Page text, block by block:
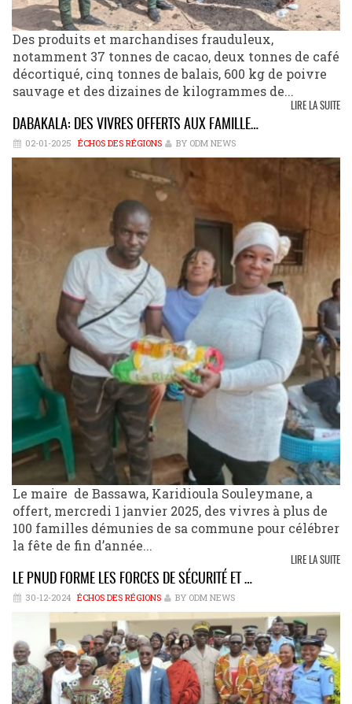
Des produits et marchandises frauduleux,
notamment 37 tonnes de cacao, deux tonnes de café
décortiqué, cinq tonnes de balais, 600 kg de poivre
sauvage et des dizaines de kilogrammes de...
LIRE LA SUITE
DABAKALA: DES VIVRES OFFERTS AUX FAMILLE…
02-01-2025 ÉCHOS DES RÉGIONS BY ODM NEWS
Le maire de Bassawa, Karidioula Souleymane, a
offert, mercredi 1 janvier 2025, des vivres à plus de
100 familles démunies de sa commune pour célébrer
la fête de fin d’année...
LIRE LA SUITE
LE PNUD FORME LES FORCES DE SÉCURITÉ ET …
30-12-2024 ÉCHOS DES RÉGIONS BY ODM NEWS